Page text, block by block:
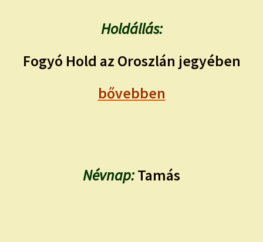
Holdállás:
Fogyó Hold az Oroszlán jegyében
bővebben
Névnap:Tamás